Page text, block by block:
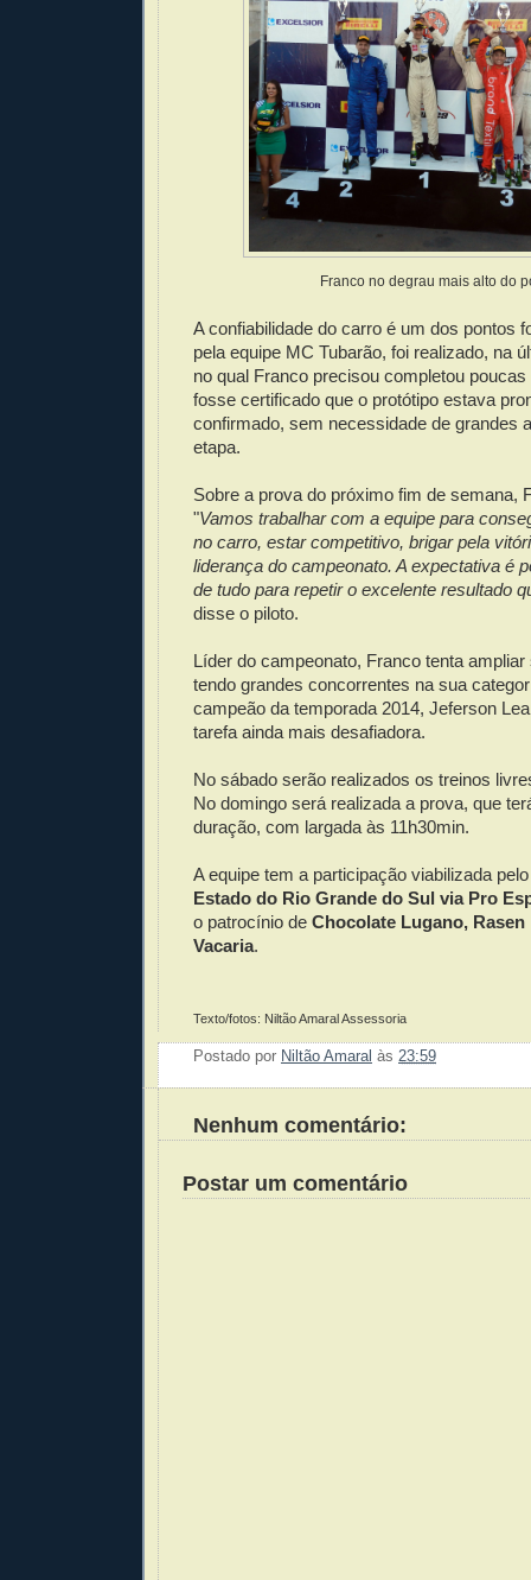
Franco no degrau mais alto do
A confiabilidade do carro é um dos pontos
pela equipe MC Tubarão, foi realizado, na
no qual Franco precisou completou
fosse certificado que o protótipo estava
confirmado, sem necessidade de grandes
etapa.
Sobre a prova do próximo fim de semana,
"Vamos trabalhar com a equipe para
no carro, estar competitivo, brigar pela
liderança do campeonato. A expectativa é
de tudo para repetir o excelente resultado
disse o piloto.
Líder do campeonato, Franco tenta
tendo grandes concorrentes na sua
campeão da temporada 2014, Jeferson
tarefa ainda mais desafiadora.
No sábado serão realizados os treinos
No domingo será realizada a prova, que
duração, com largada às 11h30min.
A equipe tem a participação viabilizada
Estado do Rio Grande do Sul via Pro
o patrocínio de Chocolate Lugano,
Vacaria.
Texto/fotos: Niltão Amaral Assessoria
Postado por Niltão Amaral às 23:59
Nenhum comentário:
Postar um comentário